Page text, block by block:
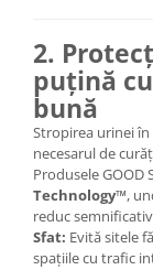
2.
puțină
bună
Stropirea urinei
necesarul de
Produsele GOOD
Technology™,
reduc
Sfat: Evită sitele
spațiile cu trafic